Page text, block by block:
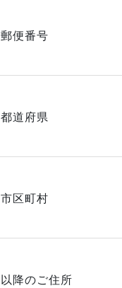
郵便番号
都道府県
市区町村
以降のご住所